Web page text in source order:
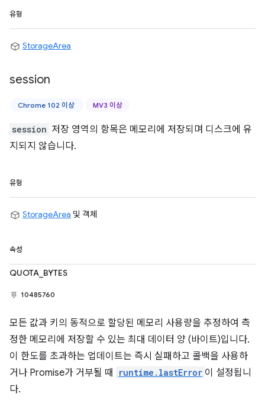
유형
StorageArea
session
Chrome 102 이상 MV3 이상
session 저장 영역의 항목은 메모리에 저장되며 디스크에 유
지되지 않습니다.
유형
StorageArea 및 객체
속성
QUOTA_BYTES
10485760
모든 값과 키의 동적으로 할당된 메모리 사용량을 추정하여 측
정한 메모리에 저장할 수 있는 최대 데이터 양 (바이트)입니다.
이 한도를 초과하는 업데이트는 즉시 실패하고 콜백을 사용하
거나 Promise가 거부될 때
runtime.lastError 이 설정됩니
다.